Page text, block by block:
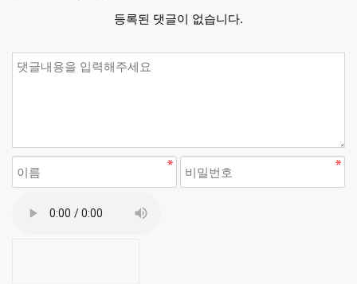
등록된 댓글이 없습니다.